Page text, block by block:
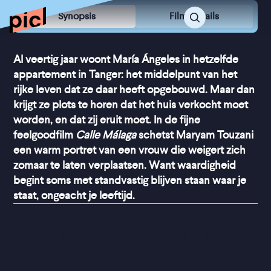
Synopsis Film Details
Al veertig jaar woont María Ángeles in hetzelfde
appartement in Tanger: het middelpunt van het
rijke leven dat ze daar heeft opgebouwd. Maar dan
krijgt ze plots te horen dat het huis verkocht moet
worden, en dat zij eruit moet. In de fijne
feelgoodfilm Calle Málagaschetst Maryam Touzani
een warm portret van een vrouw die weigert zich
zomaar te laten verplaatsen. Want waardigheid
begint soms met standvastig blijven staan waar je
staat, ongeacht je leeftijd.